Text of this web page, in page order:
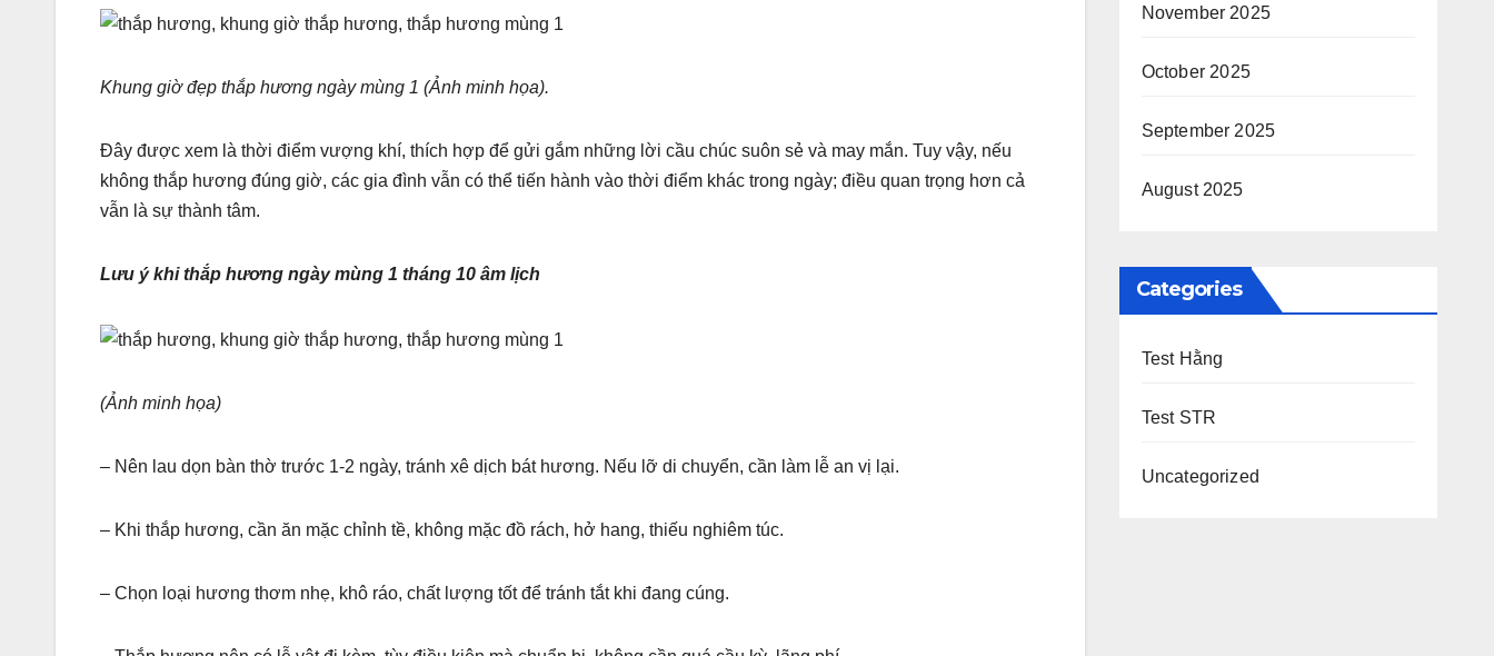
Khung giờ đẹp thắp hương ngày mùng 1 (Ảnh minh họa).
Đây được xem là thời điểm vượng khí, thích hợp để gửi gắm những lời cầu chúc suôn sẻ và may mắn. Tuy vậy, nếu
không thắp hương đúng giờ, các gia đình vẫn có thể tiến hành vào thời điểm khác trong ngày; điều quan trọng hơn cả
vẫn là sự thành tâm.
Lưu ý khi thắp hương ngày mùng 1 tháng 10 âm lịch
(Ảnh minh họa)
– Nên lau dọn bàn thờ trước 1-2 ngày, tránh xê dịch bát hương. Nếu lỡ di chuyển, cần làm lễ an vị lại.
– Khi thắp hương, cần ăn mặc chỉnh tề, không mặc đồ rách, hở hang, thiếu nghiêm túc.
– Chọn loại hương thơm nhẹ, khô ráo, chất lượng tốt để tránh tắt khi đang cúng.
November 2025
October 2025
September 2025
August 2025
Categories
Test Hằng
Test STR
Uncategorized